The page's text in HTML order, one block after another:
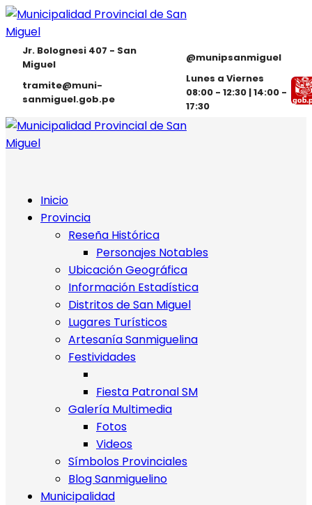
Jr. Bolognesi 407 - San
Miguel
@munipsanmiguel
tramite@muni-
sanmiguel.gob.pe
Lunes a Viernes
08:00 - 12:30 | 14:00 -
17:30
Inicio
Provincia
Reseña Histórica
Personajes Notables
Ubicación Geográfica
Información Estadística
Distritos de San Miguel
Lugares Turísticos
Artesanía Sanmiguelina
Festividades
Fiesta Patronal SM
Galería Multimedia
Fotos
Videos
Símbolos Provinciales
Blog Sanmiguelino
Municipalidad